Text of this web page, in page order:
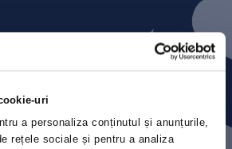
uri
a personaliza conținutul și anunțurile,
rețele sociale și pentru a analiza